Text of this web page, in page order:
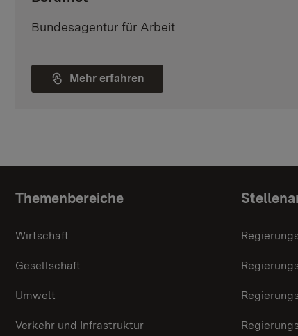
Bundesagentur für Arbeit
Mehr erfahren
Themenübersicht
Themenbereiche
Wirtschaft
Gesellschaft
Umwelt
Verkehr und Infrastruktur